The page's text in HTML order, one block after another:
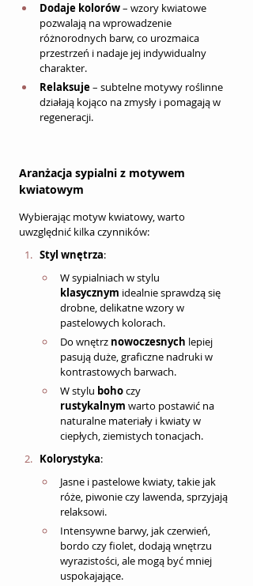
Dodaje kolorów – wzory kwiatowe
pozwalają na wprowadzenie
różnorodnych barw, co urozmaica
przestrzeń i nadaje jej indywidualny
charakter.
Relaksuje – subtelne motywy roślinne
działają kojąco na zmysły i pomagają w
regeneracji.
Aranżacja sypialni z motywem
kwiatowym
Wybierając motyw kwiatowy, warto
uwzględnić kilka czynników:
Styl wnętrza:
W sypialniach w stylu
klasycznym idealnie sprawdzą się
drobne, delikatne wzory w
pastelowych kolorach.
Do wnętrz nowoczesnych lepiej
pasują duże, graficzne nadruki w
kontrastowych barwach.
W stylu boho czy
rustykalnym warto postawić na
naturalne materiały i kwiaty w
ciepłych, ziemistych tonacjach.
Kolorystyka:
Jasne i pastelowe kwiaty, takie jak
róże, piwonie czy lawenda, sprzyjają
relaksowi.
Intensywne barwy, jak czerwień,
bordo czy fiolet, dodają wnętrzu
wyrazistości, ale mogą być mniej
uspokajające.